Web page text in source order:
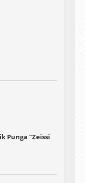
Punga "Zeissi